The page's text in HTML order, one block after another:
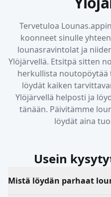
Tervetuloa Lounas.appin
koonneet sinulle
lounasravintolat ja
Ylöjärvellä. Etsitpä sitten
herkullista noutopöytää
löydät kaiken
Ylöjärvellä helposti ja
tänään. Päivitämme
löydät aina
Usein
Mistä löydän parhaat